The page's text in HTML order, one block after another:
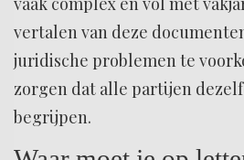
vertalen van deze
juridische problemen te
zorgen dat alle partijen
begrijpen.